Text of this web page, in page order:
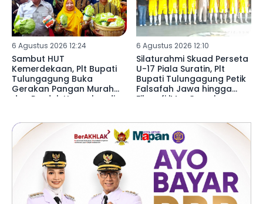
6 Agustus 2026 12:24
Sambut HUT
Kemerdekaan, Plt Bupati
Tulungagung Buka
Gerakan Pangan Murah
dan Produk Unggulan di
6 Agustus 2026 12:10
Silaturahmi Skuad Perseta
U-17 Piala Suratin, Plt
Bupati Tulungagung Petik
Falsafah Jawa hingga
Filosofi 'MacGyver'